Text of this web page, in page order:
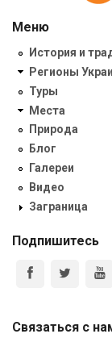
Меню
История и
Регионы
Туры
Места
Природа
Блог
Галереи
Видео
Заграница
Подпишитесь
Связаться с